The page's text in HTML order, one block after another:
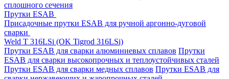
сплошного сечения
Прутки ESAB
Присадочные прутки ESAB для ручной аргонно-дуговой
сварки
Weld T 316LSi (OK Tigrod 316LSi)
Прутки ESAB для сварки алюминиевых сплавов Прутки
ESAB для сварки высокопрочных и теплоустойчивых сталей
Прутки ESAB для сварки медных сплавов Прутки ESAB для